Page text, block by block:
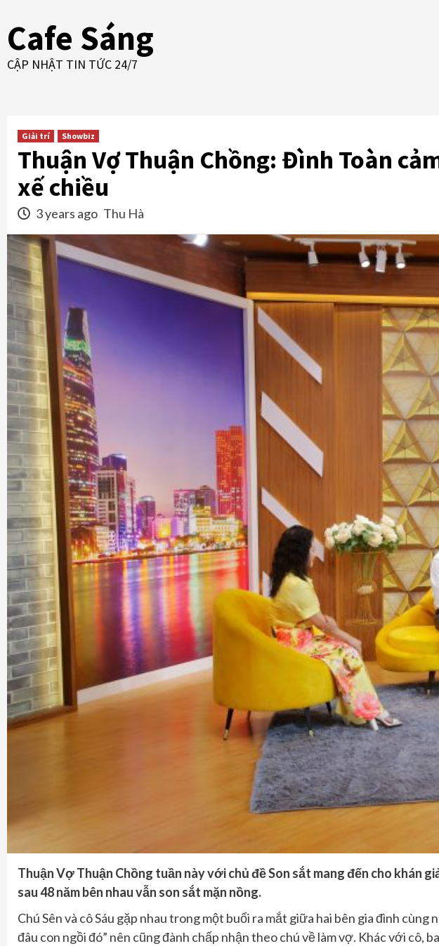
to
content
Cafe Sáng
CẬP NHẬT TIN TỨC 24/7
Giải trí Showbiz
Thuận Vợ Thuận Chồng: Đình Toàn
xế chiều
3 years ago Thu Hà
Thuận Vợ Thuận Chồng tuần này với chủ đề Son sắt mang đến cho khán
sau 48 năm bên nhau vẫn son sắt mặn nồng.
ChúSên và côSáu gặp nhau trong một buổi ra mắt giữa hai bên gia đình cùng
đâu con ngồi đó” nên cũng đành chấp nhận theochúvề làm vợ. Khác với cô,